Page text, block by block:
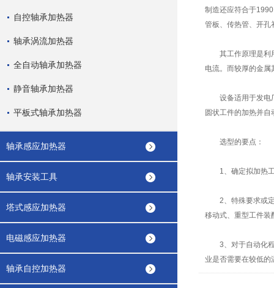
自控轴承加热器
轴承涡流加热器
全自动轴承加热器
静音轴承加热器
平板式轴承加热器
轴承感应加热器
轴承安装工具
塔式感应加热器
电磁感应加热器
轴承自控加热器
制造还应符合于
管板、传热管、开孔
其工作原理是利用
电流。而较厚的金
设备适用于发电厂
圆状工件的加热并
选型的要点：
1、确定拟加热工
2、特殊要求或定
移动式、重型工件装
3、对于自动化程
业是否需要在较低的